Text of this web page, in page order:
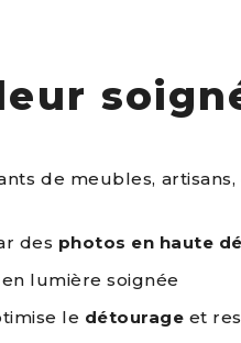
de meubles,
des photos en haute
lumière soignée
le détourage et